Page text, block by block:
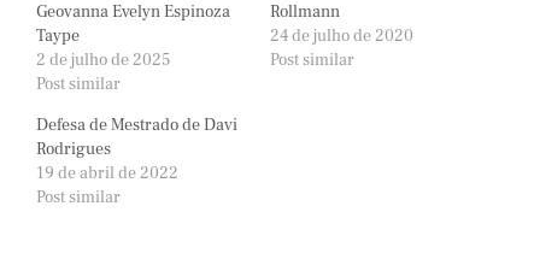
Geovanna Evelyn Espinoza
Taype
2 de julho de 2025
Post similar
Rollmann
24 de julho de 2020
Post similar
Defesa de Mestrado de Davi
Rodrigues
19 de abril de 2022
Post similar